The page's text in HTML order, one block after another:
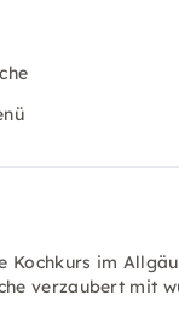
Kochkurs im
verzaubert mit